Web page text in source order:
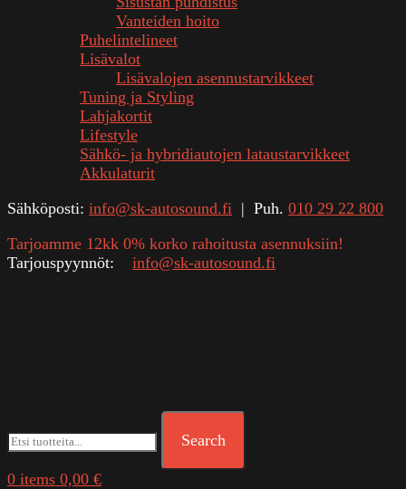
Vanteiden hoito
Puhelintelineet
Lisävalot
Lisävalojen asennustarvikkeet
Tuning ja Styling
Lahjakortit
Lifestyle
Sähkö- ja hybridiautojen lataustarvikkeet
Akkulaturit
Sähköposti: info@sk-autosound.fi | Puh. 010 29 22 800
Tarjoamme 12kk 0% korko rahoitusta asennuksiin!
Tarjouspyynnöt:
info@sk-autosound.fi
Search
0 items 0,00 €